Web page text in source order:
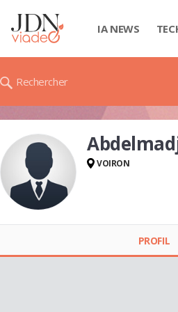
IA NEWS
Rechercher
VOIRON
PROFIL